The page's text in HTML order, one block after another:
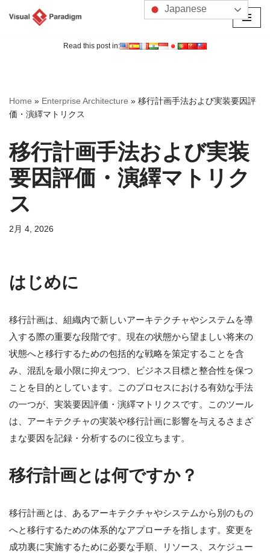
へ
ス
ッ
プ
Read this post in:
Home » Enterprise Architecture » 移行計画手法および実装要因評
価・演繹マトリクス
移行計画手法および実装
要因評価・演繹マトリク
ス
2月 4, 2026
はじめに
移行計画は、組織内で新しいアーキテクチャやシステムを導
入する際の重要な段階です。現在の状態から望ましい将来の
状態へと移行するための包括的な戦略を策定することを含
み、混乱を最小限に抑えつつ、ビジネス目標と整合性を保つ
ことを目的としています。このプロセスにおける有効な手法
の一つが、実装要因評価・演繹マトリクスです。このツール
は、アーキテクチャの実装や移行計画に影響を与えるさまざ
まな要因を記録・分析するのに役立ちます。
移行計画とは何ですか？
移行計画とは、あるアーキテクチャやシステムから別のもの
へと移行するための体系的なアプローチを指します。変更を
成功裏に実施するために必要な手順、リソース、スケジュー
Japanese